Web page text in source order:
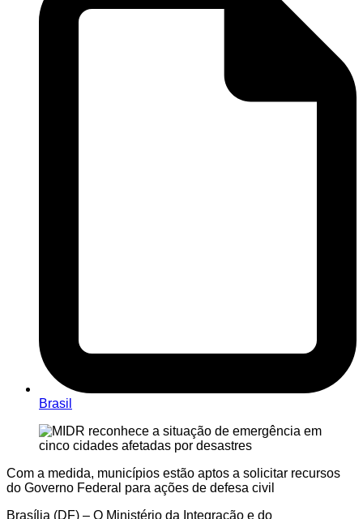
Brasil
Com a medida, municípios estão aptos a solicitar recursos
do Governo Federal para ações de defesa civil
Brasília (DF) – O Ministério da Integração e do